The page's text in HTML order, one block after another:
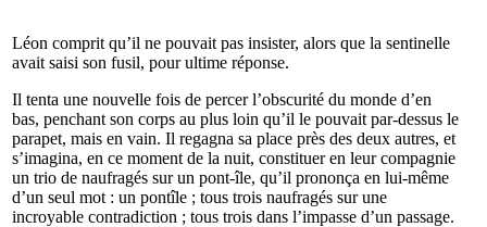
Léon comprit qu’il ne pouvait pas insister, alors que la sentinelle
avait saisi son fusil, pour ultime réponse.
Il tenta une nouvelle fois de percer l’obscurité du monde d’en
bas, penchant son corps au plus loin qu’il le pouvait par-dessus le
parapet, mais en vain. Il regagna sa place près des deux autres, et
s’imagina, en ce moment de la nuit, constituer en leur compagnie
un trio de naufragés sur un pont-île, qu’il prononça en lui-même
d’un seul mot : un pontîle ; tous trois naufragés sur une
incroyable contradiction ; tous trois dans l’impasse d’un passage.